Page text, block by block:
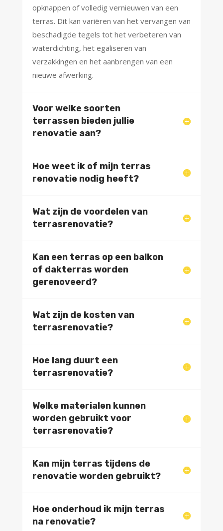
opknappen of volledig vernieuwen van een
terras. Dit kan variëren van het vervangen van
beschadigde tegels tot het verbeteren van
waterdichting, het egaliseren van
verzakkingen en het aanbrengen van een
nieuwe afwerking.
Voor welke soorten
terrassen bieden jullie
renovatie aan?
Hoe weet ik of mijn terras
renovatie nodig heeft?
Wat zijn de voordelen van
terrasrenovatie?
Kan een terras op een balkon
of dakterras worden
gerenoveerd?
Wat zijn de kosten van
terrasrenovatie?
Hoe lang duurt een
terrasrenovatie?
Welke materialen kunnen
worden gebruikt voor
terrasrenovatie?
Kan mijn terras tijdens de
renovatie worden gebruikt?
Hoe onderhoud ik mijn terras
na renovatie?